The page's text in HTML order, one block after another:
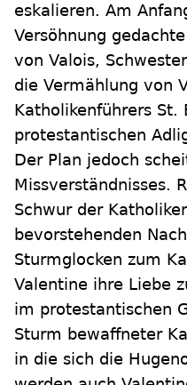
eskalieren. Am
Versöhnung
von Valois,
die Vermählung von
Katholikenführers St.
protestantischen
Der Plan jedoch
Missverständnisses.
Schwur der
bevorstehenden
Sturmglocken zum
Valentine ihre Liebe
im protestantischen
Sturm bewaffneter
in die sich die